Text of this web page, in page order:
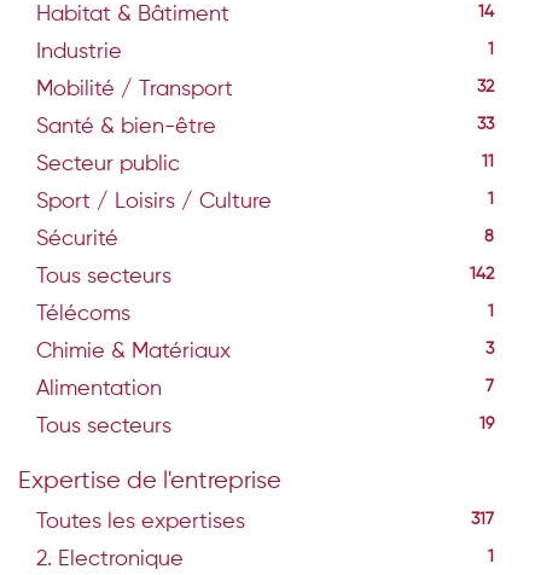
Habitat & Bâtiment 14
Industrie 1
Mobilité / Transport 32
Santé & bien-être 33
Secteur public 11
Sport / Loisirs / Culture 1
Sécurité 8
Tous secteurs 142
Télécoms 1
Chimie & Matériaux 3
Alimentation 7
Tous secteurs 19
Expertise de l'entreprise
Toutes les expertises 317
2. Electronique 1